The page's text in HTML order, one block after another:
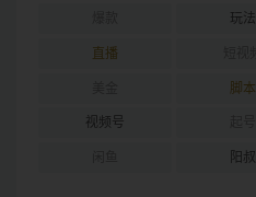
玩法
直播
脚本
视频号
阳叔